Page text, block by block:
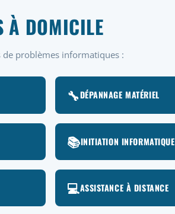
À DOMICILE
problèmes informatiques :
🔧DÉPANNAGE MATÉRIEL
📚INITIATION INFORMATIQUE
💻ASSISTANCE À DISTANCE